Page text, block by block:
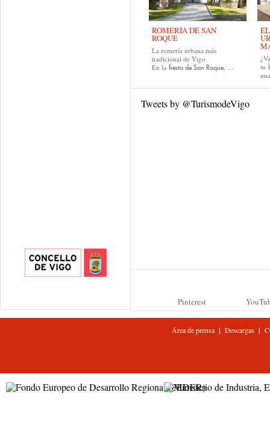
ROMERÍA DE SAN
ROQUE
La romería urbana más
tradicional de Vigo
En la fiesta de San Roque, ...
tu
Tweets by @TurismodeVigo
Pinterest
Área de prensa| Descargas|